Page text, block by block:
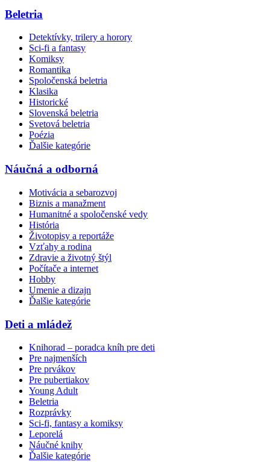
Beletria
Detektívky, trilery a horory
Sci-fi a fantasy
Komiksy
Romantika
Spoločenská beletria
Klasika
Historické
Slovenská beletria
Svetová beletria
Poézia
Ďalšie kategórie
Náučná a odborná
Motivácia a sebarozvoj
Biznis a manažment
Humanitné a spoločenské vedy
História
Životopisy a reportáže
Vzťahy a rodina
Zdravie a životný štýl
Počítače a internet
Hobby
Umenie a dizajn
Ďalšie kategórie
Deti a mládež
Knihorad – poradca kníh pre deti
Pre najmenších
Pre prvákov
Pre pubertiakov
Young Adult
Beletria
Rozprávky
Sci-fi, fantasy a komiksy
Leporelá
Náučné knihy
Ďalšie kategórie